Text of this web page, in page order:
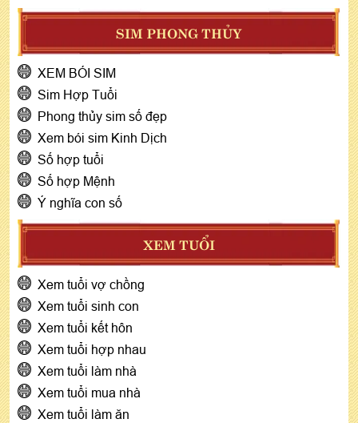
SIM PHONG THỦY
XEM BÓI SIM
Sim Hợp Tuổi
Phong thủy sim số đẹp
Xem bói sim Kinh Dịch
Số hợp tuổi
Số hợp Mệnh
Ý nghĩa con số
XEM TUỔI
Xem tuổi vợ chồng
Xem tuổi sinh con
Xem tuổi kết hôn
Xem tuổi hợp nhau
Xem tuổi làm nhà
Xem tuổi mua nhà
Xem tuổi làm ăn